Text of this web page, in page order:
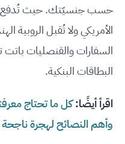
حسب جنسيّتك. حيث تُدفع
الأمريكي ولا تُقبل الروبية
السفارات والقنصليات
البطاقات البنكية.
اقرأ أيضًا:كل ما تحتاج
وأهم النصائح لهجرة ناجحة